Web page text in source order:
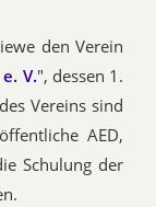
den Verein
V.", dessen 1.
Vereins sind
AED,
Schulung der